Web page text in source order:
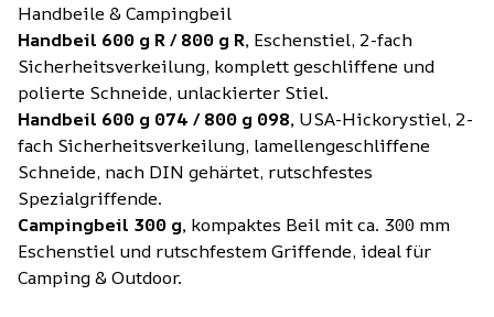
Handbeile & Campingbeil
Handbeil 600 g R / 800 g R, Eschenstiel, 2-fach
Sicherheitsverkeilung, komplett geschliffene und
polierte Schneide, unlackierter Stiel.
Handbeil 600 g 074 / 800 g 098, USA-Hickorystiel, 2-
fach Sicherheitsverkeilung, lamellengeschliffene
Schneide, nach DIN gehärtet, rutschfestes
Spezialgriffende.
Campingbeil 300 g, kompaktes Beil mit ca. 300 mm
Eschenstiel und rutschfestem Griffende, ideal für
Camping & Outdoor.